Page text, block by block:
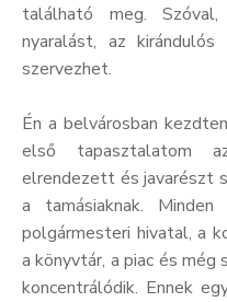
található meg.
nyaralást, az
szervezhet.
Én a belvárosban
első tapasztalatom
elrendezett és javarészt
a tamásiaknak.
polgármesteri hivatal, a
a könyvtár, a piac és még
koncentrálódik. Ennek